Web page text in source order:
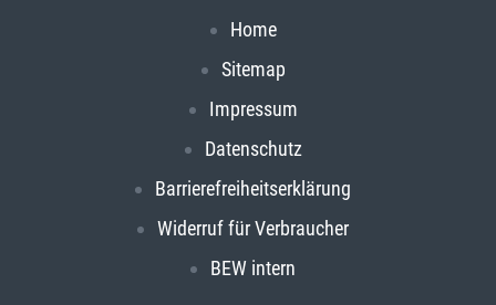
Home
Sitemap
Impressum
Datenschutz
Barrierefreiheitserklärung
Widerruf für Verbraucher
BEW intern